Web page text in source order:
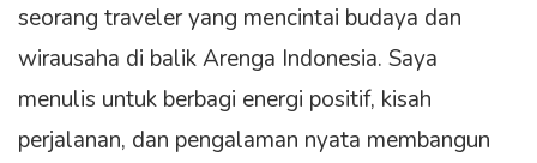
seorang traveler yang mencintai budaya dan
wirausaha di balik Arenga Indonesia. Saya
menulis untuk berbagi energi positif, kisah
perjalanan, dan pengalaman nyata membangun